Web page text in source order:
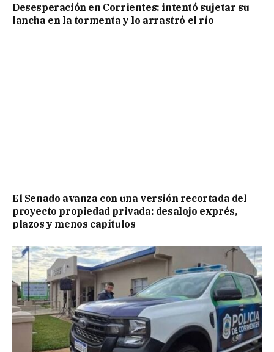
Desesperación en Corrientes: intentó sujetar su
lancha en la tormenta y lo arrastró el río
El Senado avanza con una versión recortada del
proyecto propiedad privada: desalojo exprés,
plazos y menos capítulos